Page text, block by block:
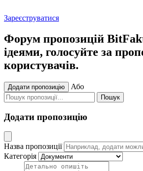
Зареєструватися
Форум пропозицій
ідеями, голосуйте за
користувачів.
Додати пропозицію Або
Пошук
Додати пропозицію
Назва пропозиції
Категорія